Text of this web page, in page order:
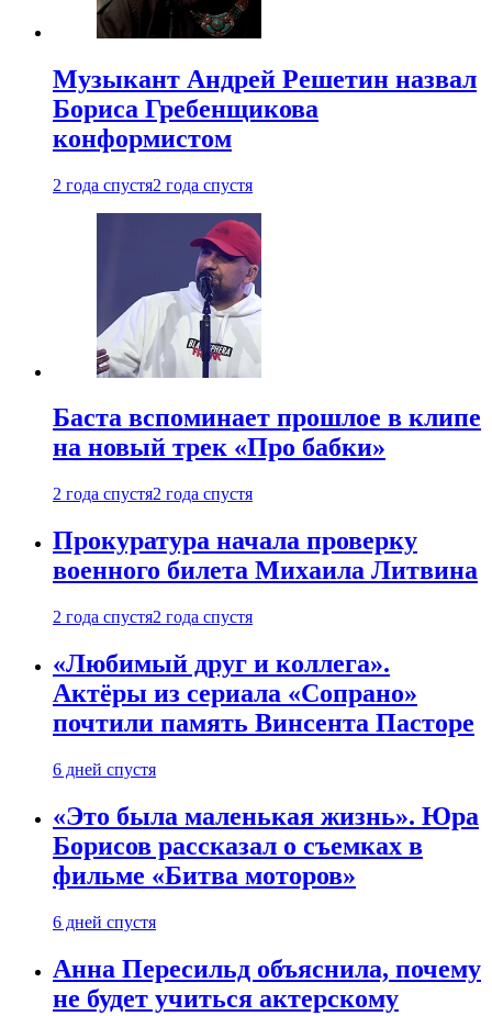
Музыкант Андрей Решетин назвал
Бориса Гребенщикова
конформистом
2 года спустя2 года спустя
Баста вспоминает прошлое в клипе
на новый трек «Про бабки»
2 года спустя2 года спустя
Прокуратура начала проверку
военного билета Михаила Литвина
2 года спустя2 года спустя
«Любимый друг и коллега».
Актёры из сериала «Сопрано»
почтили память Винсента Пасторе
6 дней спустя
«Это была маленькая жизнь». Юра
Борисов рассказал о съемках в
фильме «Битва моторов»
6 дней спустя
Анна Пересильд объяснила, почему
не будет учиться актерскому